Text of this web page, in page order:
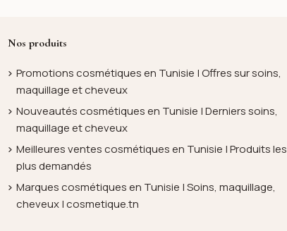
Nos produits
Promotions cosmétiques en Tunisie | Offres sur soins,
maquillage et cheveux
Nouveautés cosmétiques en Tunisie | Derniers soins,
maquillage et cheveux
Meilleures ventes cosmétiques en Tunisie | Produits les
plus demandés
Marques cosmétiques en Tunisie | Soins, maquillage,
cheveux | cosmetique.tn